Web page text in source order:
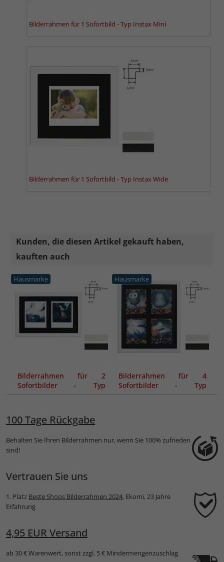
Bilderrahmen für 1 Sofortbild - Typ Instax Mini
Bilderrahmen für 1 Sofortbild - Typ Instax Wide
Kunden, die diesen Artikel gekauft haben,
kauften auch
Hausmarke
Bilderrahmen für 2
Sofortbilder - Typ
Hausmarke
Bilderrahmen für 4
Sofortbilder - Typ
100 Tage Rückgabe
Behalten Sie Ihren Bilderrahmen nur, wenn Sie 100% zufrieden
sind!
Vertrauen Sie uns
1. Platz Beste Shops Bilderrahmen 2024, Ekomi, 23 Jahre
Erfahrung
4,95 EUR Versand
ab 30 € Warenwert, sonst zzgl. 5 € Mindermengenzuschlag